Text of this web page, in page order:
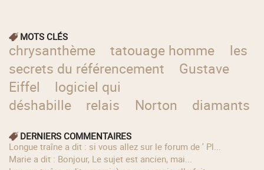
MOTS CLÉS
chrysanthème tatouage homme
les
secrets du référencement
Gustave
Eiffel
logiciel qui
déshabille
relais Norton diamants
DERNIERS COMMENTAIRES
longue traîne a dit : si vous allez sur le forum de ' Pl...
Marie a dit : Bonjour, Le sujet est ancien, mai...